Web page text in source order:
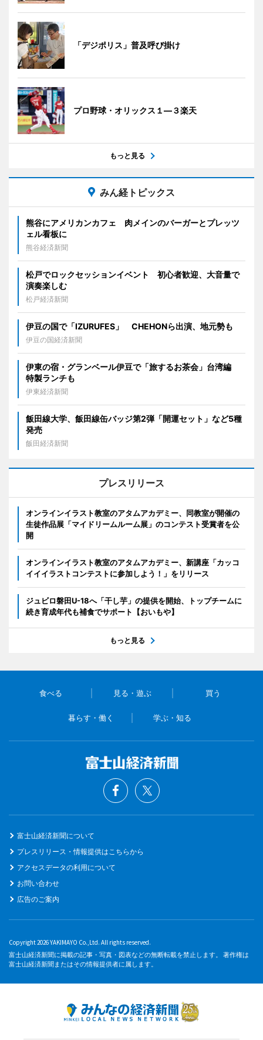
「デジポリス」普及呼び掛け
プロ野球・オリックス１―３楽天
もっと見る
みん経トピックス
熊谷にアメリカンカフェ 肉メインのバーガーとプレッツ
ェル看板に
熊谷経済新聞
松戸でロックセッションイベント 初心者歓迎、大音量で
演奏楽しむ
松戸経済新聞
伊豆の国で「IZURUFES」 CHEHONら出演、地元勢も
伊豆の国経済新聞
伊東の宿・グランベール伊豆で「旅するお茶会」台湾編
特製ランチも
伊東経済新聞
飯田線大学、飯田線缶バッジ第2弾「開運セット」など5種
発売
飯田経済新聞
プレスリリース
オンラインイラスト教室のアタムアカデミー、同教室が開催の
生徒作品展「マイドリームルーム展」のコンテスト受賞者を公
開
オンラインイラスト教室のアタムアカデミー、新講座「カッコ
イイイラストコンテストに参加しよう！」をリリース
ジュビロ磐田U-18へ「干し芋」の提供を開始、トップチームに
続き育成年代も補食でサポート【おいもや】
もっと見る
食べる 見る・遊ぶ 買う
暮らす・働く 学ぶ・知る
富士山経済新聞について
プレスリリース・情報提供はこちらから
アクセスデータの利用について
お問い合わせ
広告のご案内
Copyright 2026 YAKIMAYO Co.,Ltd. All rights reserved.
富士山経済新聞に掲載の記事・写真・図表などの無断転載を禁止します。 著作権は
富士山経済新聞またはその情報提供者に属します。